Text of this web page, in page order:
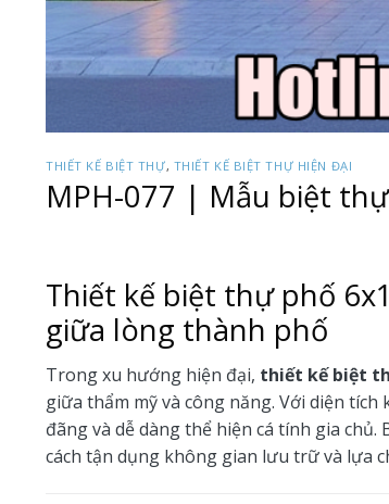
THIẾT KẾ BIỆT THỰ, THIẾT KẾ BIỆT THỰ HIỆN ĐẠI
MPH-077 | Mẫu biệt
Thiết kế biệt thự phố
giữa lòng thành phố
Trong xu hướng hiện đại, thiết kế biệt
giữa thẩm mỹ và công năng. Với diện
đãng và dễ dàng thể hiện cá tính gia
cách tận dụng không gian lưu trữ và lựa